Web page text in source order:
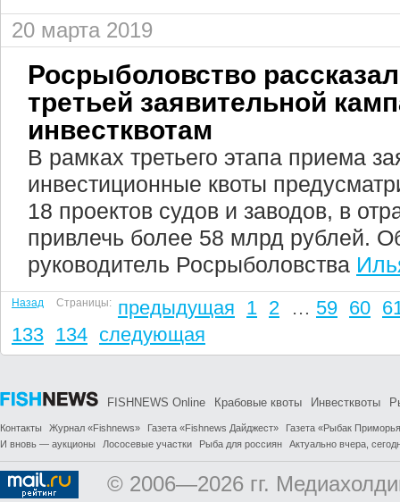
20 марта 2019
Росрыболовство
третьей заявительной
инвестквотам
В рамках третьего этапа приема
инвестиционные квоты
18 проектов судов и заводов, в
привлечь более 58 млрд рублей.
руководитель Росрыболовства
Назад Страницы: предыдущая 1 2 … 59 60
133 134 следующая
FISHNEWS Online Крабовые квоты Инвестквоты
Контакты Журнал «Fishnews» Газета «Fishnews Дайджест»
Газета «Рыбак
И вновь — аукционы
Лососевые участки Рыба для россиян Актуально вчера,
© 2006—2026 гг.